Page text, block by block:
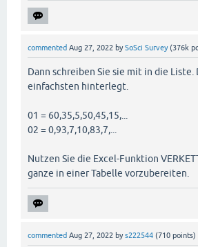
commented Aug 27, 2022 bySoSci Survey (376k
Dann schreiben Sie sie mit in die Liste.
einfachsten hinterlegt.
01 = 60,35,5,50,45,15,...
02 = 0,93,7,10,83,7,...
Nutzen Sie die Excel-Funktion
ganze in einer Tabelle vorzubereiten.
commented Aug 27, 2022 bys222544 (710 points)